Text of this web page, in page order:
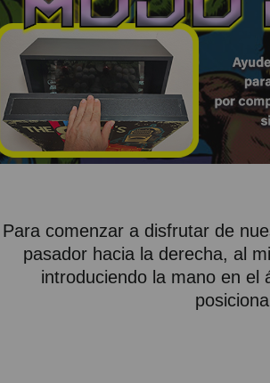
Para comenzar a disfrutar de
pasador hacia la derecha, al
introduciendo la mano en el